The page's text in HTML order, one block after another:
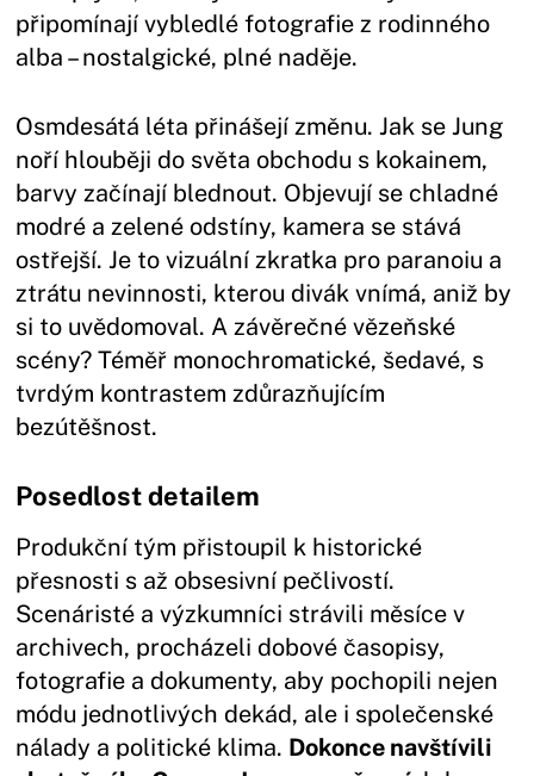
připomínají vybledlé fotografie z rodinného
alba – nostalgické, plné naděje.
Osmdesátá léta přinášejí změnu. Jak se Jung
noří hlouběji do světa obchodu s kokainem,
barvy začínají blednout. Objevují se chladné
modré a zelené odstíny, kamera se stává
ostřejší. Je to vizuální zkratka pro paranoiu a
ztrátu nevinnosti, kterou divák vnímá, aniž by
si to uvědomoval. A závěrečné vězeňské
scény? Téměř monochromatické, šedavé, s
tvrdým kontrastem zdůrazňujícím
bezútěšnost.
Posedlost detailem
Produkční tým přistoupil k historické
přesnosti s až obsesivní pečlivostí.
Scenáristé a výzkumníci strávili měsíce v
archivech, procházeli dobové časopisy,
fotografie a dokumenty, aby pochopili nejen
módu jednotlivých dekád, ale i společenské
nálady a politické klima. Dokonce navštívili